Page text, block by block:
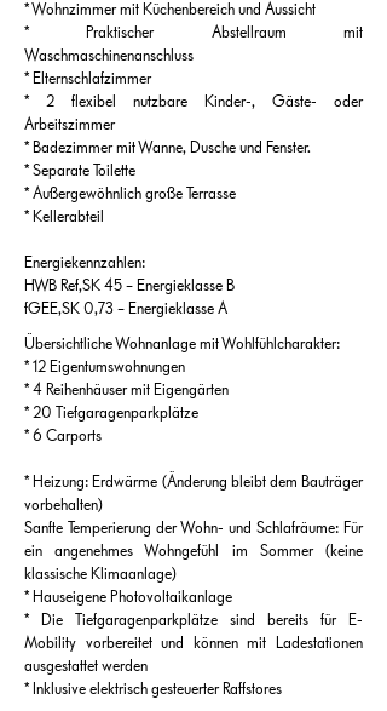
* Wohnzimmer mit Küchenbereich und Aussicht
* Praktischer Abstellraum mit
Waschmaschinenanschluss
* Elternschlafzimmer
* 2 flexibel nutzbare Kinder-, Gäste- oder
Arbeitszimmer
* Badezimmer mit Wanne, Dusche und Fenster.
* Separate Toilette
* Außergewöhnlich große Terrasse
* Kellerabteil
Energiekennzahlen:
HWB Ref,SK 45 – Energieklasse B
fGEE,SK 0,73 – Energieklasse A
Übersichtliche Wohnanlage mit Wohlfühlcharakter:
* 12 Eigentumswohnungen
* 4 Reihenhäuser mit Eigengärten
* 20 Tiefgaragenparkplätze
* 6 Carports
* Heizung: Erdwärme (Änderung bleibt dem Bauträger
vorbehalten)
Sanfte Temperierung der Wohn- und Schlafräume: Für
ein angenehmes Wohngefühl im Sommer (keine
klassische Klimaanlage)
* Hauseigene Photovoltaikanlage
* Die Tiefgaragenparkplätze sind bereits für E-
Mobility vorbereitet und können mit Ladestationen
ausgestattet werden
* Inklusive elektrisch gesteuerter Raffstores